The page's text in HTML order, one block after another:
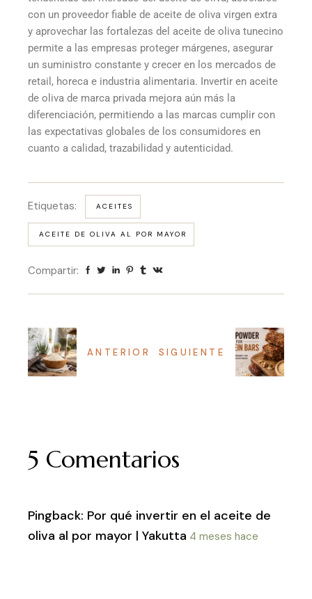
con un proveedor fiable de aceite de oliva virgen extra
y aprovechar las fortalezas del aceite de oliva tunecino
permite a las empresas proteger márgenes, asegurar
un suministro constante y crecer en los mercados de
retail, horeca e industria alimentaria. Invertir en aceite
de oliva de marca privada mejora aún más la
diferenciación, permitiendo a las marcas cumplir con
las expectativas globales de los consumidores en
cuanto a calidad, trazabilidad y autenticidad.
Etiquetas: ACEITES
ACEITE DE OLIVA AL POR MAYOR
Compartir:
ANTERIOR SIGUIENTE
5 Comentarios
Pingback: Por qué invertir en el aceite de
oliva al por mayor | Yakutta 4 meses hace